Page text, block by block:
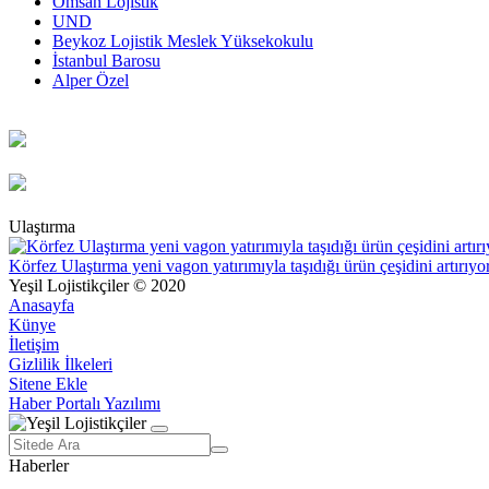
UND
Beykoz Lojistik Meslek Yüksekokulu
İstanbul Barosu
Alper Özel
Ulaştırma
Körfez Ulaştırma yeni vagon yatırımıyla taşıdığı ürün çeşidini
Yeşil Lojistikçiler © 2020
Anasayfa
Künye
İletişim
Gizlilik İlkeleri
Sitene Ekle
Haber Portalı Yazılımı
Haberler